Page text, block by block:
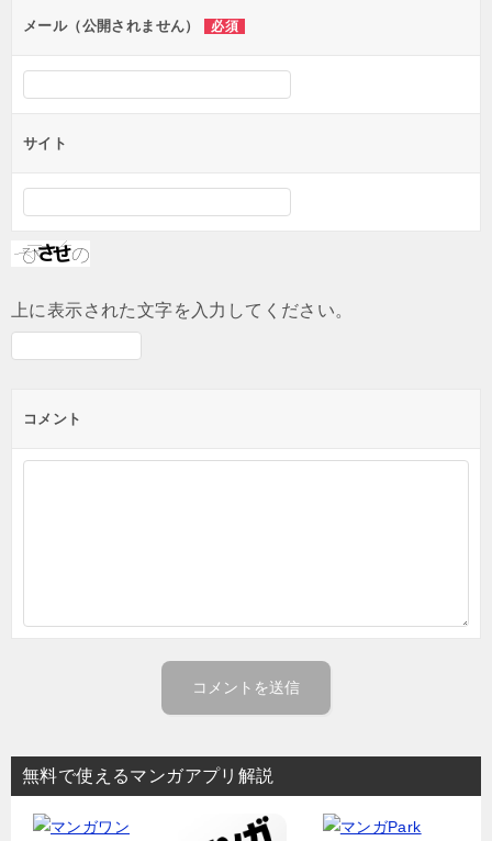
ンメール（公開されません） 必須
サイト
上に表示された文字を入力してください。
コメント
無料で使えるマンガアプリ解説